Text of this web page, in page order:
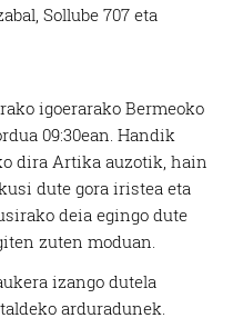
Sollube 707 eta
igoerarako Bermeoko
09:30ean. Handik
dira Artika auzotik, hain
dute gora iristea eta
deia egingo dute
zuten moduan.
izango dutela
arduradunek.